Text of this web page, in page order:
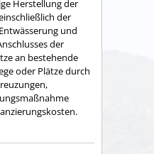
Herstellung der
der
und
der
an bestehende
oder Plätze durch